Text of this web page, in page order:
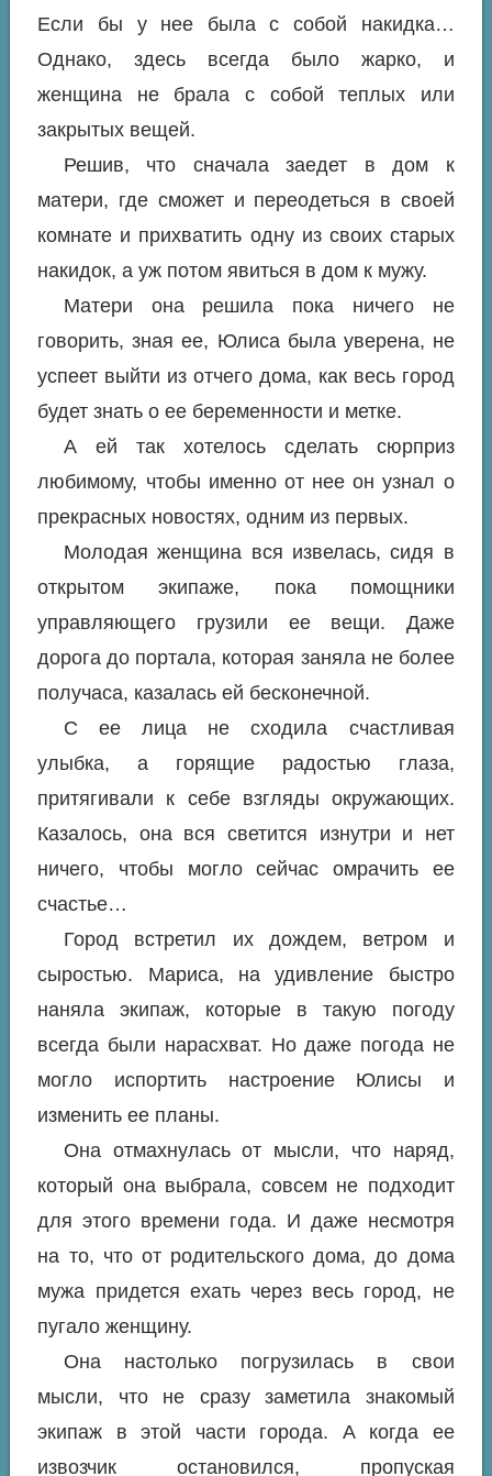
Если бы у нее была с собой накидка…
Однако, здесь всегда было жарко, и
женщина не брала с собой теплых или
закрытых вещей.
Решив, что сначала заедет в дом к
матери, где сможет и переодеться в своей
комнате и прихватить одну из своих старых
накидок, а уж потом явиться в дом к мужу.
Матери она решила пока ничего не
говорить, зная ее, Юлиса была уверена, не
успеет выйти из отчего дома, как весь город
будет знать о ее беременности и метке.
А ей так хотелось сделать сюрприз
любимому, чтобы именно от нее он узнал о
прекрасных новостях, одним из первых.
Молодая женщина вся извелась, сидя в
открытом экипаже, пока помощники
управляющего грузили ее вещи. Даже
дорога до портала, которая заняла не более
получаса, казалась ей бесконечной.
С ее лица не сходила счастливая
улыбка, а горящие радостью глаза,
притягивали к себе взгляды окружающих.
Казалось, она вся светится изнутри и нет
ничего, чтобы могло сейчас омрачить ее
счастье…
Город встретил их дождем, ветром и
сыростью. Мариса, на удивление быстро
наняла экипаж, которые в такую погоду
всегда были нарасхват. Но даже погода не
могло испортить настроение Юлисы и
изменить ее планы.
Она отмахнулась от мысли, что наряд,
который она выбрала, совсем не подходит
для этого времени года. И даже несмотря
на то, что от родительского дома, до дома
мужа придется ехать через весь город, не
пугало женщину.
Она настолько погрузилась в свои
мысли, что не сразу заметила знакомый
экипаж в этой части города. А когда ее
извозчик остановился, пропуская